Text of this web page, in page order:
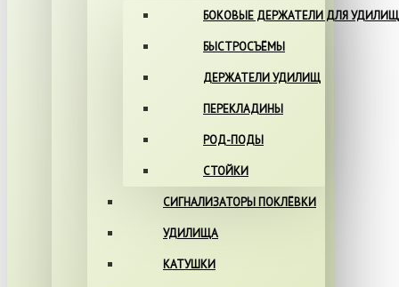
БОКОВЫЕ ДЕРЖАТЕЛИ ДЛЯ УДИЛИЩ
БЫСТРОСЪЁМЫ
ДЕРЖАТЕЛИ УДИЛИЩ
ПЕРЕКЛАДИНЫ
РОД-ПОДЫ
СТОЙКИ
СИГНАЛИЗАТОРЫ ПОКЛЁВКИ
УДИЛИЩА
КАТУШКИ